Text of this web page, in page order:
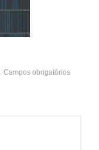
Campos obrigatórios